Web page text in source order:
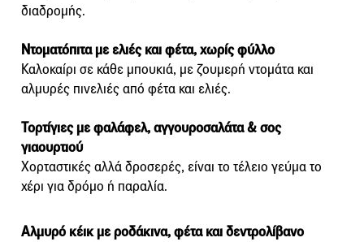
διαδρομής.
Ντοματόπιτα με ελιές και φέτα, χωρίς φύλλο
Καλοκαίρι σε κάθε μπουκιά, με ζουμερή ντομάτα και
αλμυρές πινελιές από φέτα και ελιές.
Τορτίγιες με φαλάφελ, αγγουροσαλάτα & σος
γιαουρτιού
Χορταστικές αλλά δροσερές, είναι το τέλειο γεύμα το
χέρι για δρόμο ή παραλία.
Αλμυρό κέικ με ροδάκινα, φέτα και δεντρολίβανο